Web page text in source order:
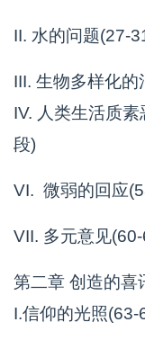
II. 水的问题(27-
III. 生物多样化
IV. 人类生活质
段)
VI. 微弱的回应
VII. 多元意见
第二章 创造的喜
I.信仰的光照(63-